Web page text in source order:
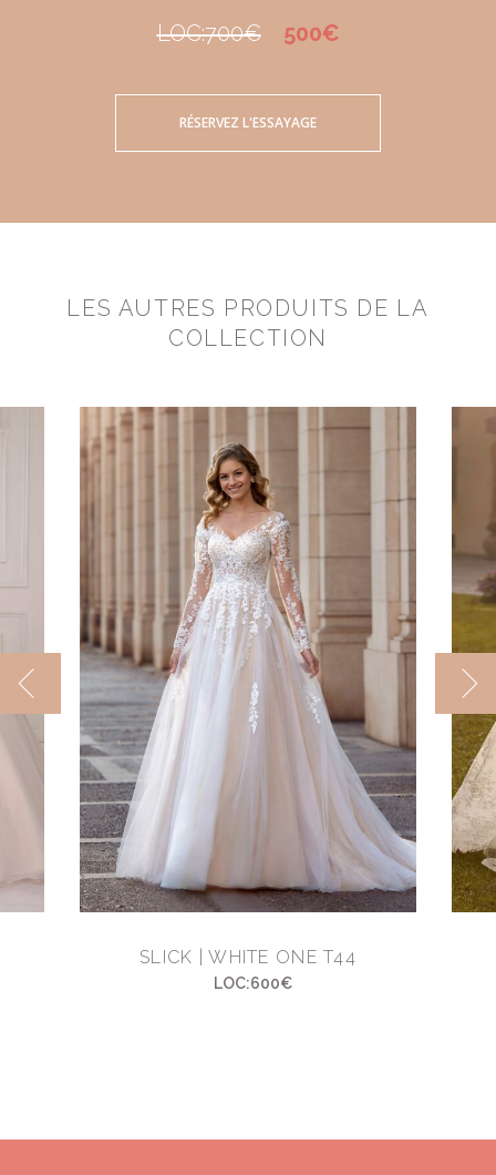
LOC:700€ 500€
RÉSERVEZ L'ESSAYAGE
LES AUTRES PRODUITS DE LA
COLLECTION
SLICK | WHITE ONE T44
LOC:600€